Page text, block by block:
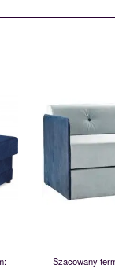
Szacowany